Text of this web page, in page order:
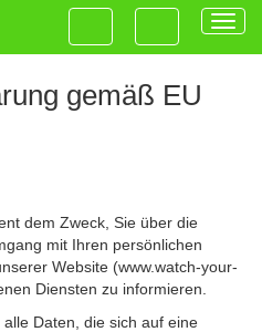
gemäß EU
dem Zweck, Sie über die
mit Ihren persönlichen
Website (www.watch-your-
Diensten zu informieren.
Daten, die sich auf eine